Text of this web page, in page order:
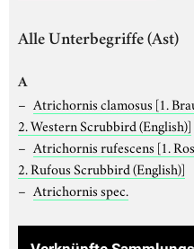
Alle Unterbegriffe (Ast)
A
Atrichornis clamosus [1.
2. Western Scrubbird (English)]
Atrichornis rufescens [1.
2. Rufous Scrubbird (English)]
Atrichornis spec.